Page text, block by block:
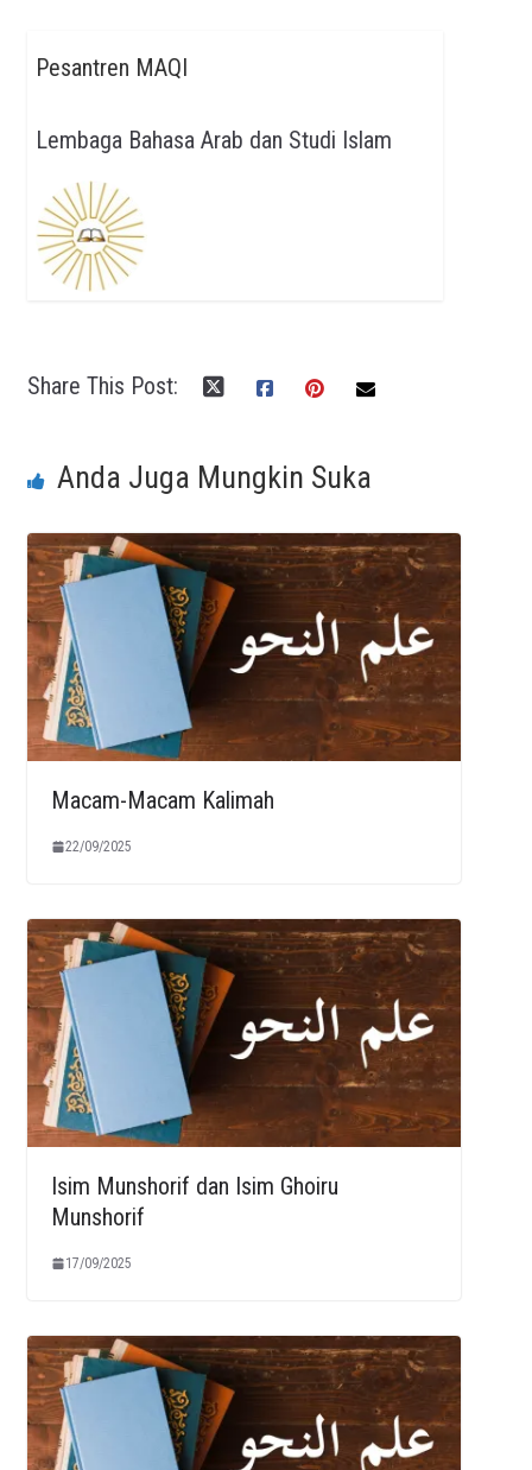
Pesantren MAQI
Lembaga Bahasa Arab dan Studi Islam
Share This Post:
Anda Juga Mungkin Suka
Macam-Macam Kalimah
22/09/2025
Isim Munshorif dan Isim Ghoiru
Munshorif
17/09/2025